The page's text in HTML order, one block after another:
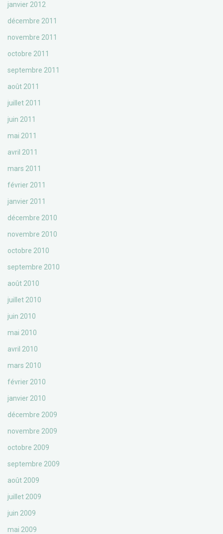
janvier 2012
décembre 2011
novembre 2011
octobre 2011
septembre 2011
août 2011
juillet 2011
juin 2011
mai 2011
avril 2011
mars 2011
février 2011
janvier 2011
décembre 2010
novembre 2010
octobre 2010
septembre 2010
août 2010
juillet 2010
juin 2010
mai 2010
avril 2010
mars 2010
février 2010
janvier 2010
décembre 2009
novembre 2009
octobre 2009
septembre 2009
août 2009
juillet 2009
juin 2009
mai 2009